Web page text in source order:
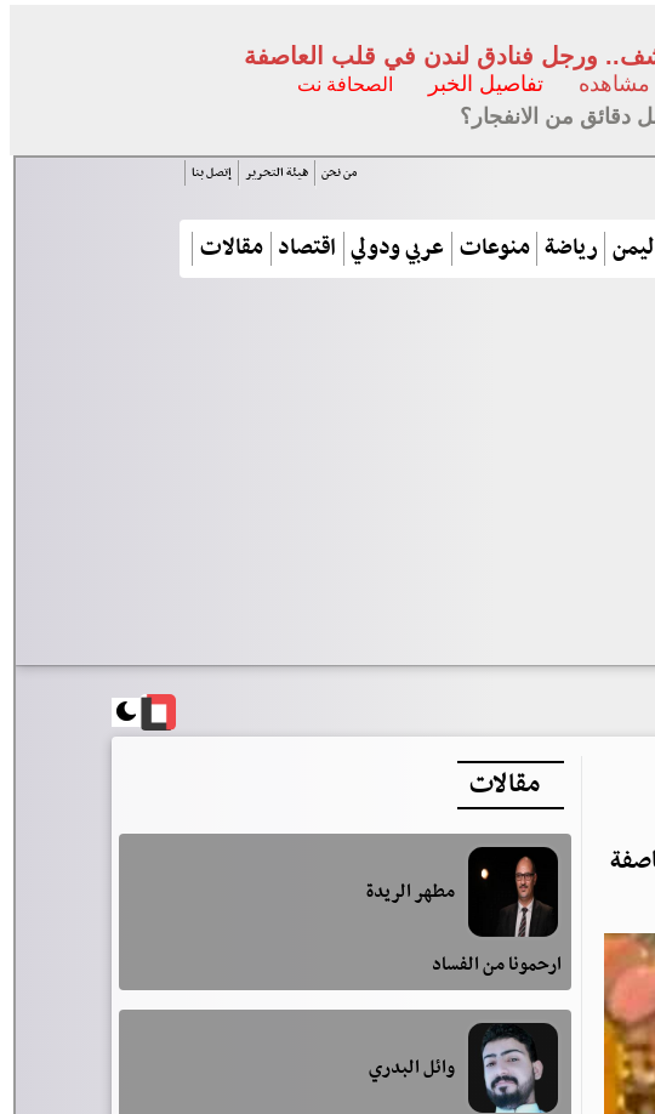
ورجل فنادق لندن في قلب العاصفة
تفاصيل الخبر الصحافة نت
دقائق من الانفجار؟